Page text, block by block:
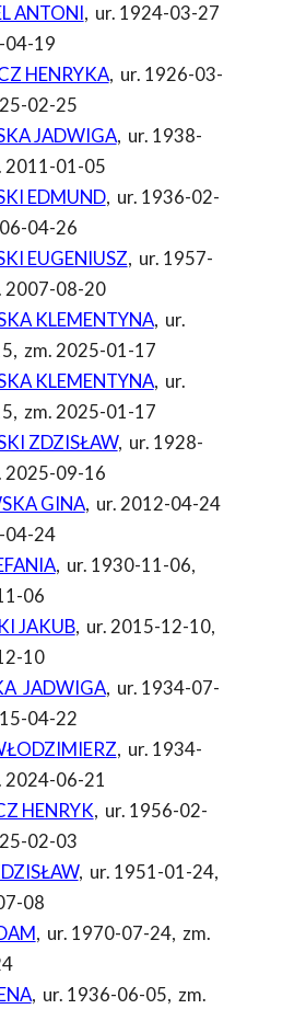
ANTONI, ur. 1924-03-27
04-19
HENRYKA, ur. 1926-03-
02-25
JADWIGA, ur. 1938-
2011-01-05
EDMUND, ur. 1936-02-
04-26
EUGENIUSZ, ur. 1957-
2007-08-20
KLEMENTYNA, ur.
, zm. 2025-01-17
KLEMENTYNA, ur.
, zm. 2025-01-17
ZDZISŁAW, ur. 1928-
2025-09-16
GINA, ur. 2012-04-24
04-24
, ur. 1930-11-06,
06
JAKUB, ur. 2015-12-10,
10
JADWIGA, ur. 1934-07-
04-22
, ur. 1934-
2024-06-21
HENRYK, ur. 1956-02-
02-03
, ur. 1951-01-24,
08
, ur. 1970-07-24, zm.
, ur. 1936-06-05, zm.